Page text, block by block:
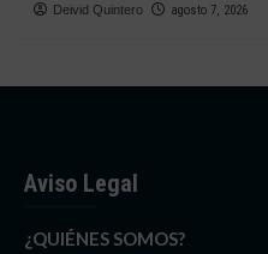
Deivid Quintero agosto 7, 2026
Aviso Legal
¿QUIÉNES SOMOS?